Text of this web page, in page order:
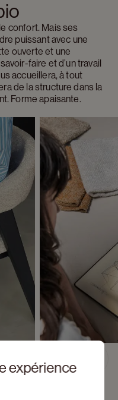
expérience
confort. Mais ses
puissant avec une
ouverte et une
faire et d’un travail
accueillera, à tout
de la structure dans la
Forme apaisante.